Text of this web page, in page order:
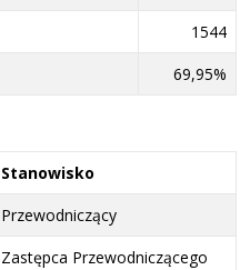
1544
69,95%
Stanowisko
Przewodniczący
Zastępca Przewodniczącego